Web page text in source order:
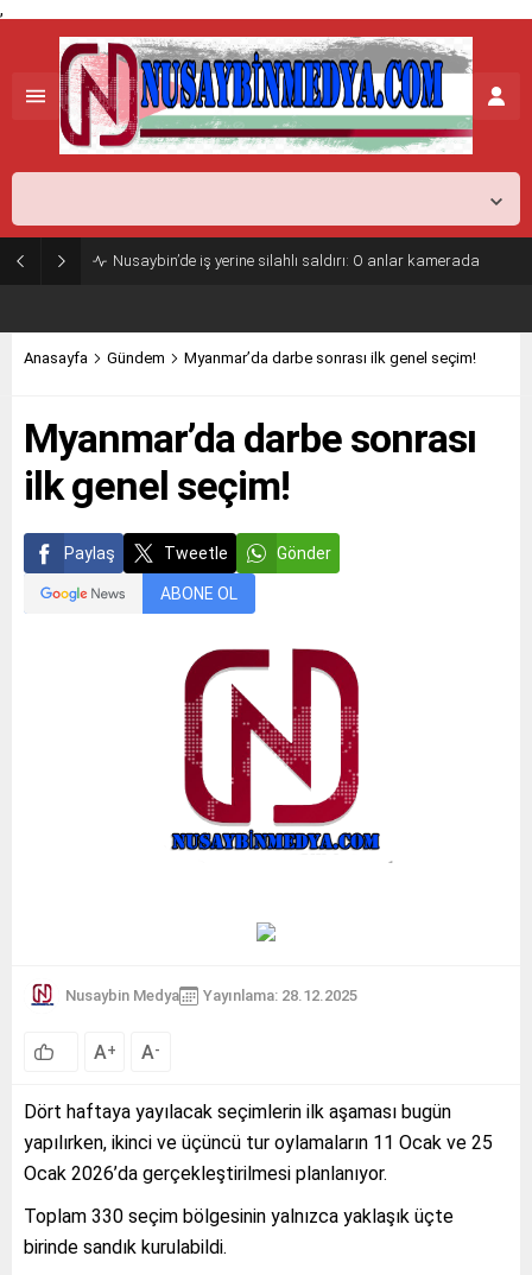
,
Nusaybin’de iş yerine silahlı saldırı: O anlar kamerada
Anasayfa Gündem Myanmar’da darbe sonrası ilk genel seçim!
Myanmar’da darbe sonrası
ilk genel seçim!
Paylaş Tweetle Gönder
ABONE OL
Nusaybin Medya Yayınlama: 28.12.2025
A+ A-
Dört haftaya yayılacak seçimlerin ilk aşaması bugün
yapılırken, ikinci ve üçüncü tur oylamaların 11 Ocak ve 25
Ocak 2026’da gerçekleştirilmesi planlanıyor.
Toplam 330 seçim bölgesinin yalnızca yaklaşık üçte
birinde sandık kurulabildi.